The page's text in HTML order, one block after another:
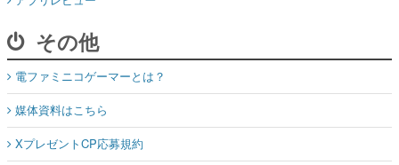
その他
電ファミニコゲーマーとは？
媒体資料はこちら
XプレゼントCP応募規約